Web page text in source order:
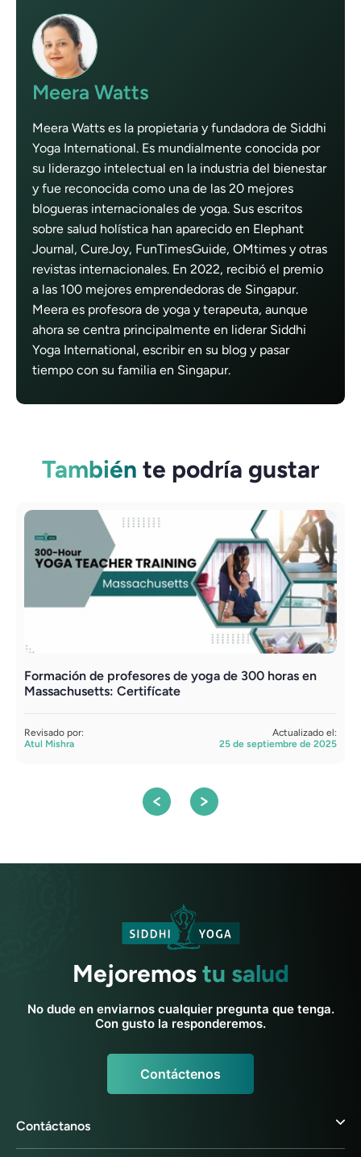
Meera Watts
Meera Watts es la propietaria y fundadora de Siddhi
Yoga International. Es mundialmente conocida por
su liderazgo intelectual en la industria del bienestar
y fue reconocida como una de las 20 mejores
blogueras internacionales de yoga. Sus escritos
sobre salud holística han aparecido en Elephant
Journal, CureJoy, FunTimesGuide, OMtimes y otras
revistas internacionales. En 2022, recibió el premio
a las 100 mejores emprendedoras de Singapur.
Meera es profesora de yoga y terapeuta, aunque
ahora se centra principalmente en liderar Siddhi
Yoga International, escribir en su blog y pasar
tiempo con su familia en Singapur.
También te podría gustar
Formación de profesores de yoga de 300 horas en
Massachusetts: Certifícate
Revisado por:
Atul Mishra
Actualizado el:
25 de septiembre de 2025
Mejoremostu salud
No dude en enviarnos cualquier pregunta que tenga.
Con gusto la responderemos.
Contáctenos
Contáctanos